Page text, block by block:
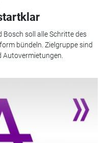
Bosch soll alle Schritte des
bündeln. Zielgruppe sind
Autovermietungen.